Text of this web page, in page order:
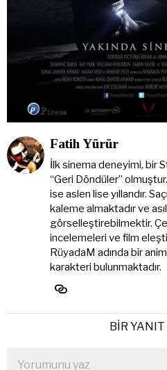
Fatih Yürür
İlk sinema deneyimi, bir
“Geri Döndüler”
ise aslen lise yıllarıdır.
kaleme almaktadır ve
görselleştirebilmektir.
incelemeleri ve film
RüyadaM adında bir
karakteri bulunmaktadır.
BIR